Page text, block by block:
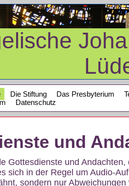
Die Stiftung Das Presbyterium
Datenschutz
und
Gottesdienste und
sich in der Regel um Audio-
sondern nur